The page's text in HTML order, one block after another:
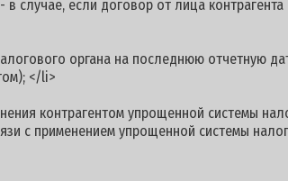
случае, если договор от лица
органа на последнюю отчетную
</li>
контрагентом упрощенной системы
с применением упрощенной системы